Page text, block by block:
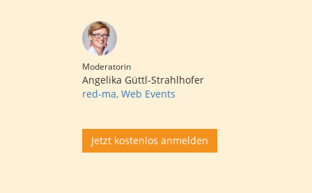
Moderatorin
Angelika Güttl-Strahlhofer
red-ma, Web Events
Jetzt kostenlos anmelden